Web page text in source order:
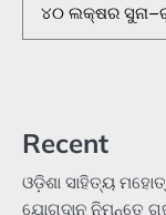
୪୦ ଲକ୍ଷର
Recent
ଓଡ଼ିଶା ସାହିତ୍ୟ
ଯୋଗଦାନ ନିମନ୍ତେ